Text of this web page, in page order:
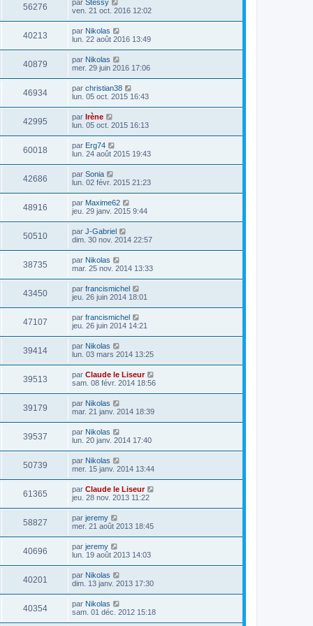
56276 par Stessy
ven. 21 oct. 2016 12:02
40213 par Nikolas
lun. 22 août 2016 13:49
40879 par Nikolas
mer. 29 juin 2016 17:06
46934 par christian38
lun. 05 oct. 2015 16:43
42995 par Irène
lun. 05 oct. 2015 16:13
60018 par Erg74
lun. 24 août 2015 19:43
42686 par Sonia
lun. 02 févr. 2015 21:23
48916 par Maxime62
jeu. 29 janv. 2015 9:44
50510 par J-Gabriel
dim. 30 nov. 2014 22:57
38735 par Nikolas
mar. 25 nov. 2014 13:33
43450 par francismichel
jeu. 26 juin 2014 18:01
47107 par francismichel
jeu. 26 juin 2014 14:21
39414 par Nikolas
lun. 03 mars 2014 13:25
39513 par Claude le Liseur
sam. 08 févr. 2014 18:56
39179 par Nikolas
mar. 21 janv. 2014 18:39
39537 par Nikolas
lun. 20 janv. 2014 17:40
50739 par Nikolas
mer. 15 janv. 2014 13:44
61365 par Claude le Liseur
jeu. 28 nov. 2013 11:22
58827 par jeremy
mer. 21 août 2013 18:45
40696 par jeremy
lun. 19 août 2013 14:03
40201 par Nikolas
dim. 13 janv. 2013 17:30
40354 par Nikolas
sam. 01 déc. 2012 15:18